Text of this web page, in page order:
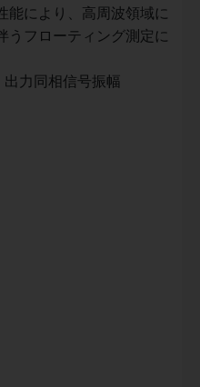
能により、高周波領域に
うフローティング測定に
力同相信号振幅